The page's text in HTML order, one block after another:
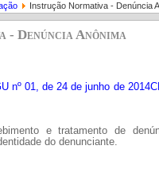
Instrução Normativa - Denúncia
Denúncia Anônima
nº 01, de 24 de junho de
e tratamento de
do denunciante.